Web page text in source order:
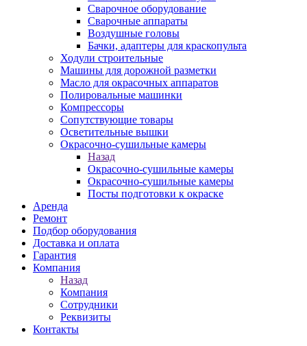
Сварочное оборудование
Сварочные аппараты
Воздушные головы
Бачки, адаптеры для краскопульта
Ходули строительные
Машины для дорожной разметки
Масло для окрасочных аппаратов
Полировальные машинки
Компрессоры
Сопутствующие товары
Осветительные вышки
Окрасочно-сушильные камеры
Назад
Окрасочно-сушильные камеры
Окрасочно-сушильные камеры
Посты подготовки к окраске
Аренда
Ремонт
Подбор оборудования
Доставка и оплата
Гарантия
Компания
Назад
Компания
Сотрудники
Реквизиты
Контакты